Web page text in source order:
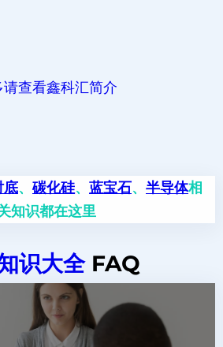
请查看鑫科汇简介
底、 碳化硅、 蓝宝石、 半导体相
知识都在这里
识大全FAQ